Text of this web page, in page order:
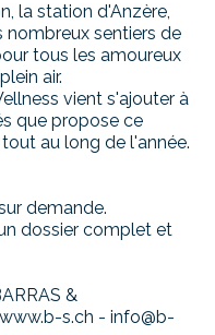
la station d'Anzère,
sentiers de
tous les amoureux
air.
vient s'ajouter à
que propose ce
au long de l'année.
demande.
dossier complet et
&
s.ch - info@b-